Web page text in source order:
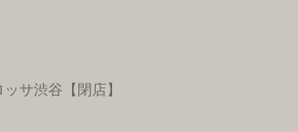
ッサ渋谷【閉店】